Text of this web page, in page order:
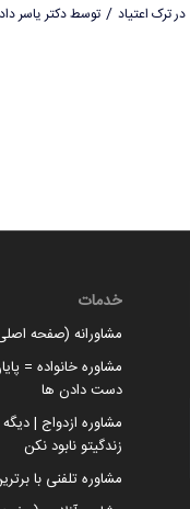
درترک اعتیاد / توسطدکتر یاسر
خدمات
مشاورانه (صفحه
مشاوره خانواده =
دست دادن ها
مشاوره ازدواج |
زندگیتو نابود نکن
مشاوره تلفنی با